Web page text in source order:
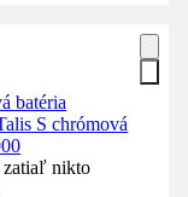
batéria
S chrómová
zatiaľ nikto